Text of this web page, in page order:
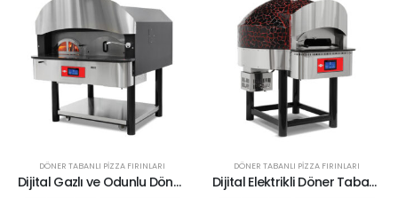
DÖNER TABANLI PİZZA FIRINLARI
Dijital Gazlı ve Odunlu Döner Tabanlı Pizza Fırını – Ø 300 mm 6 Adet
DÖNER TABANLI PİZZA FIRINLARI
Dijital Elektrikli Döner Tabanlı Pizza Fırını – Ø 300 mm 9 Adet